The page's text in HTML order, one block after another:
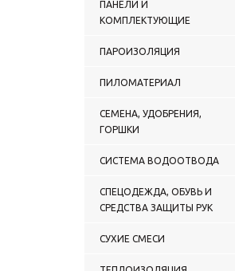
ПАНЕЛИ И
КОМПЛЕКТУЮЩИЕ
ПАРОИЗОЛЯЦИЯ
ПИЛОМАТЕРИАЛ
СЕМЕНА, УДОБРЕНИЯ,
ГОРШКИ
СИСТЕМА ВОДООТВОДА
СПЕЦОДЕЖДА, ОБУВЬ И
СРЕДСТВА ЗАЩИТЫ РУК
СУХИЕ СМЕСИ